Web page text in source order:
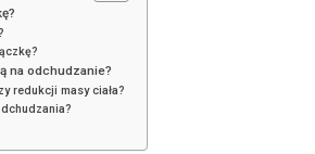
na odchudzanie?
redukcji masy ciała?